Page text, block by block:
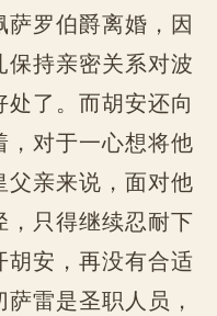
罗伯爵离婚，因
持亲密关系对波
了。而胡安还向
对于一心想将他
亲来说，面对他
只得继续忍耐下
安，再没有合适
雷是圣职人员，